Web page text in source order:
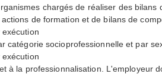
chargés de réaliser des bilans
de formation et de bilans de
catégorie socioprofessionnelle et par
et à la professionnalisation. L'employeur